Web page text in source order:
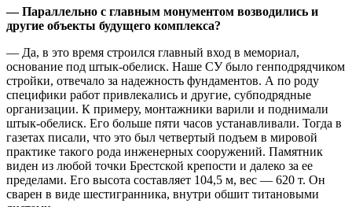
— Параллельно с главным монументом возводились и
другие объекты будущего комплекса?
— Да, в это время строился главный вход в мемориал,
основание под штык-обелиск. Наше СУ было генподрядчиком
стройки, отвечало за надежность фундаментов. А по роду
специфики работ привлекались и другие, субподрядные
организации. К примеру, монтажники варили и поднимали
штык-обелиск. Его больше пяти часов устанавливали. Тогда в
газетах писали, что это был четвертый подъем в мировой
практике такого рода инженерных сооружений. Памятник
виден из любой точки Брестской крепости и далеко за ее
пределами. Его высота составляет 104,5 м, вес — 620 т. Он
сварен в виде шестигранника, внутри обшит титановыми